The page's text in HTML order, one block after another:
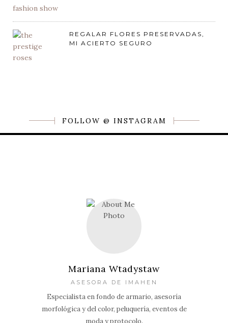
REGALAR FLORES PRESERVADAS,
MI ACIERTO SEGURO
FOLLOW @ INSTAGRAM
Mariana Wtadystaw
ASESORA DE IMAHEN
Especialista en fondo de armario, asesoría
morfológica y del color, peluquería, eventos de
moda y protocolo.